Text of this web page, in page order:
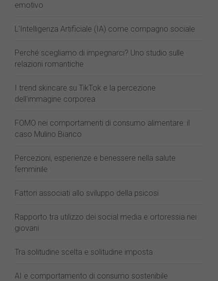
emotivo
L'Intelligenza Artificiale (IA) come compagno sociale
Perché scegliamo di impegnarci? Uno studio sulle
relazioni romantiche
I trend skincare su TikTok e la percezione
dell'immagine corporea
FOMO nei comportamenti di consumo alimentare: il
caso Mulino Bianco
Percezioni, esperienze e benessere nella salute
femminile
Fattori associati allo sviluppo della psicosi
Rapporto tra utilizzo dei social media e ortoressia nei
giovani
Tra solitudine scelta e solitudine imposta
AI e comportamento di consumo sostenibile